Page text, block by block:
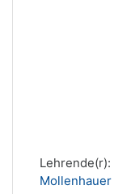
Lehrende(r):
Mollenhauer